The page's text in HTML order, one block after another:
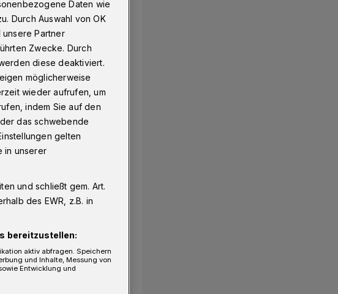
Daten wie
Durch Auswahl von OK
Partner
Zwecke. Durch
diese deaktiviert.
möglicherweise
wieder aufrufen, um
indem Sie auf den
das schwebende
gelten
in unserer
und schließt gem. Art.
des EWR, z.B. in
bereitzustellen:
aktiv abfragen. Speichern
und Inhalte, Messung von
Entwicklung und